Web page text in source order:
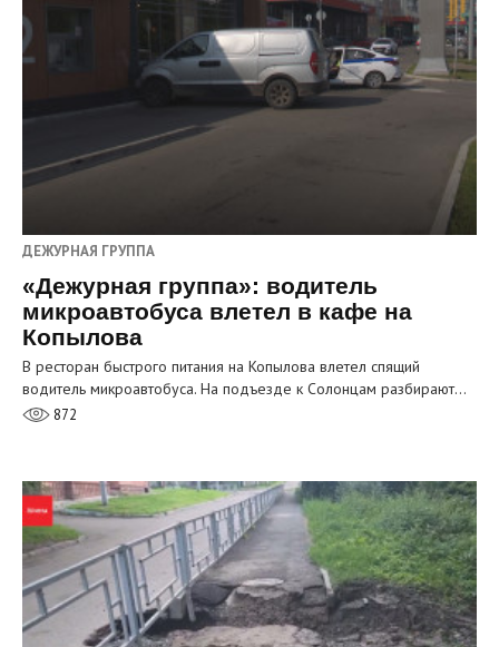
ДЕЖУРНАЯ ГРУППА
«Дежурная группа»: водитель
микроавтобуса влетел в кафе на
Копылова
В ресторан быстрого питания на Копылова влетел спящий
водитель микроавтобуса. На подъезде к Солонцам разбирают…
872